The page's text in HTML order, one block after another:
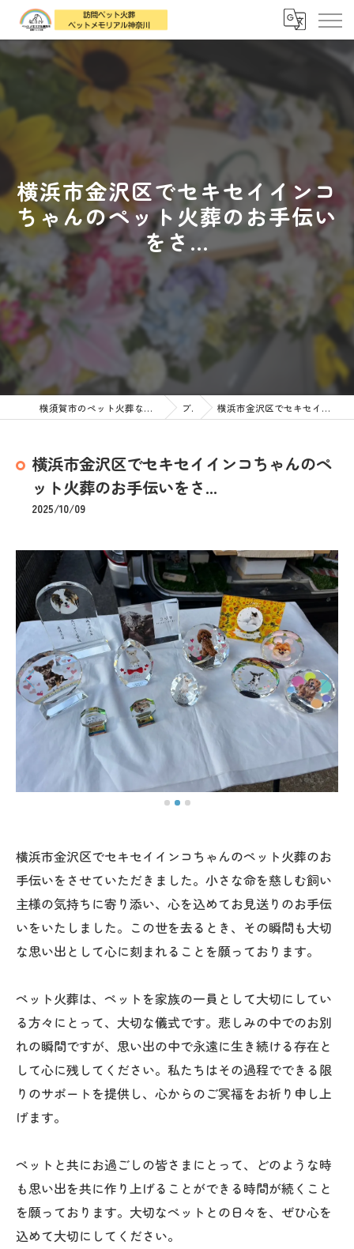
横浜市金沢区でセキセイインコ
ちゃんのペット火葬のお手伝い
をさ...
横須賀市のペット火葬なら訪問ペット火葬 ペットメモリアル神奈川 ブログ 横浜市金沢区でセキセイインコちゃんのペット火葬のお手伝いをさ...
横浜市金沢区でセキセイインコちゃんのペ
ット火葬のお手伝いをさ...
2025/10/09
横浜市金沢区でセキセイインコちゃんのペット火葬のお
手伝いをさせていただきました。小さな命を慈しむ飼い
主様の気持ちに寄り添い、心を込めてお見送りのお手伝
いをいたしました。この世を去るとき、その瞬間も大切
な思い出として心に刻まれることを願っております。
ペット火葬は、ペットを家族の一員として大切にしてい
る方々にとって、大切な儀式です。悲しみの中でのお別
れの瞬間ですが、思い出の中で永遠に生き続ける存在と
して心に残してください。私たちはその過程でできる限
りのサポートを提供し、心からのご冥福をお祈り申し上
げます。
ペットと共にお過ごしの皆さまにとって、どのような時
も思い出を共に作り上げることができる時間が続くこと
を願っております。大切なペットとの日々を、ぜひ心を
込めて大切にしてください。